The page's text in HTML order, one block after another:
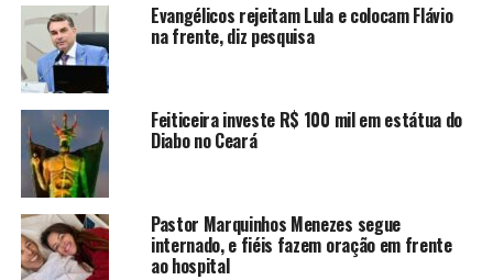
Evangélicos rejeitam Lula e colocam Flávio
na frente, diz pesquisa
Feiticeira investe R$ 100 mil em estátua do
Diabo no Ceará
Pastor Marquinhos Menezes segue
internado, e fiéis fazem oração em frente
ao hospital